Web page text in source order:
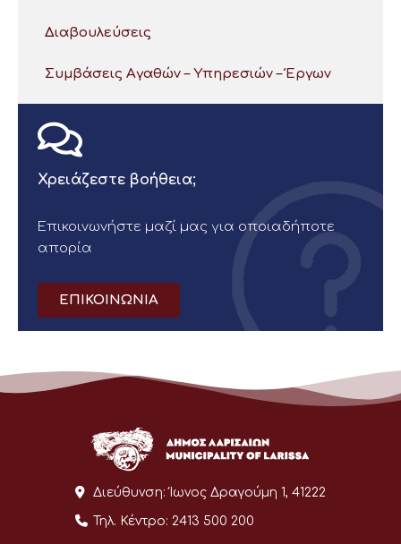
Διαβουλεύσεις
Συμβάσεις Αγαθών – Υπηρεσιών – Έργων
Χρειάζεστε βοήθεια;
Επικοινωνήστε μαζί μας για οποιαδήποτε
απορία
ΕΠΙΚΟΙΝΩΝΙΑ
Διεύθυνση: Ίωνος Δραγούμη 1, 41222
Τηλ. Κέντρο: 2413 500 200